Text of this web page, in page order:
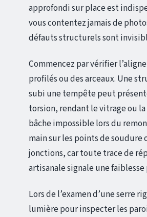
approfondi sur place est
vous contentez jamais de
défauts structurels sont
Commencez par vérifier
profilés ou des arceaux. Une
subi une tempête peut
torsion, rendant le vitrage ou
bâche impossible lors du
main sur les points de soudure
jonctions, car toute trace de
artisanale signale une faiblesse
Lors de l’examen d’une serre
lumière pour inspecter les